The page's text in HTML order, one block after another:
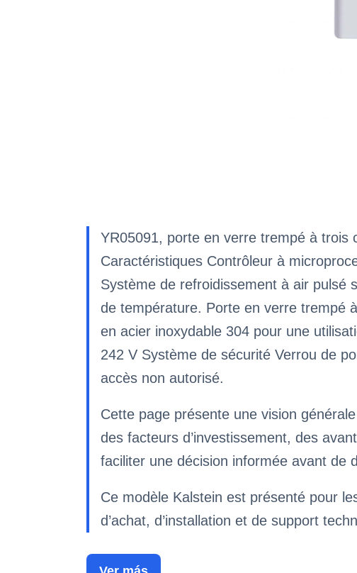
YR05091, porte en verre trempé à trois
Caractéristiques Contrôleur à
Système de refroidissement à air pulsé
de température. Porte en verre trempé
en acier inoxydable 304 pour une
242 V Système de sécurité Verrou de
accès non autorisé.
Cette page présente une vision
des facteurs d’investissement, des
faciliter une décision informée avant de
Ce modèle Kalstein est présenté pour
d’achat, d’installation et de support